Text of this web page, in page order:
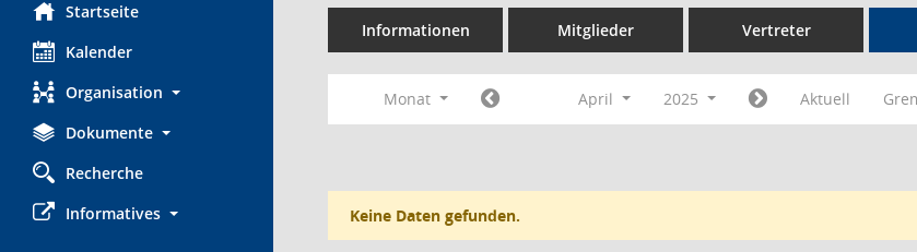
Startseite
Kalender
Organisation
Dokumente
Recherche
Informatives
Informationen Mitglieder Vertreter
Monat April 2025 Aktuell
Keine Daten gefunden.